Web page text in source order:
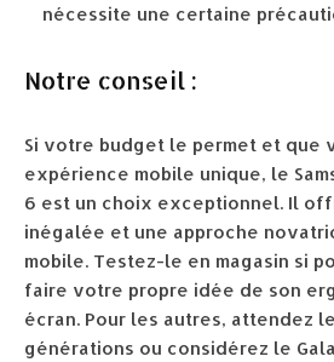
nécessite une certaine
Notre conseil :
Si votre budget le permet et que
expérience mobile unique, le
6 est un choix exceptionnel. Il
inégalée et une approche
mobile. Testez-le en magasin si
faire votre propre idée de son
écran. Pour les autres, attendez
générations ou considérez le